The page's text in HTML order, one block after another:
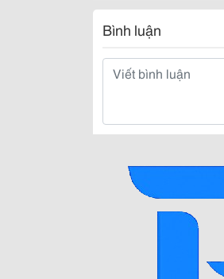
Bình luận